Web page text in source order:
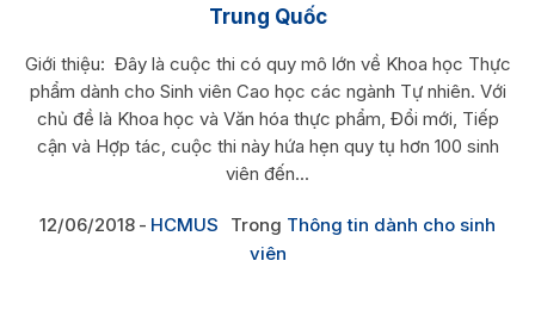
Trung Quốc
Giới thiệu: Đây là cuộc thi có quy mô lớn về Khoa học Thực
phẩm dành cho Sinh viên Cao học các ngành Tự nhiên. Với
chủ đề là Khoa học và Văn hóa thực phẩm, Đổi mới, Tiếp
cận và Hợp tác, cuộc thi này hứa hẹn quy tụ hơn 100 sinh
viên đến...
12/06/2018 HCMUS Trong Thông tin dành cho sinh
viên